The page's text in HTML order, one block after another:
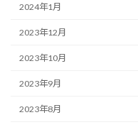
2024年1月
2023年12月
2023年10月
2023年9月
2023年8月